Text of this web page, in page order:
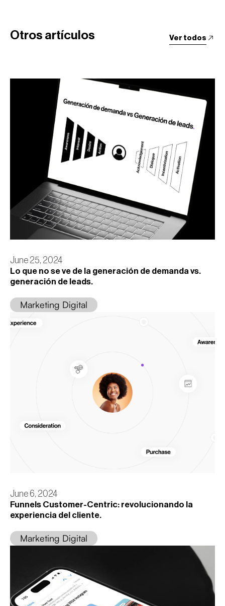
Otros artículos Ver todos
June 25, 2024
Lo que no se ve de la generación de demanda vs.
generación de leads.
Marketing Digital
June 6, 2024
Funnels Customer-Centric: revolucionando la
experiencia del cliente.
Marketing Digital